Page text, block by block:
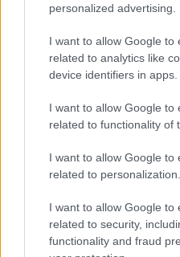
personalized advertising.
I want to allow Google to
related to analytics like
device identifiers in apps.
I want to allow Google to
related to functionality of
I want to allow Google to
related to personalization.
I want to allow Google to
related to security,
functionality and fraud
A LogSol 18,5 millió forintot
Megkezdődik az észak-